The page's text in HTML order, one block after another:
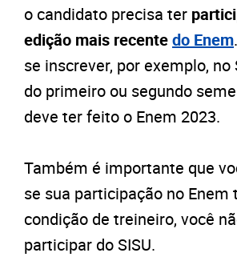
o candidato precisa ter
edição mais recentedo Enem
se inscrever, por exemplo, no
do primeiro ou segundo
deve ter feito o Enem 2023.
Também é importante que
se sua participação no Enem
condição de treineiro, você
participar do SISU.